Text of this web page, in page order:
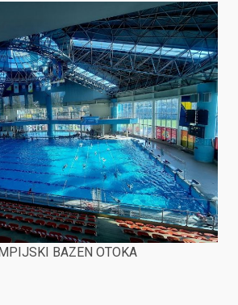
BAZEN OTOKA